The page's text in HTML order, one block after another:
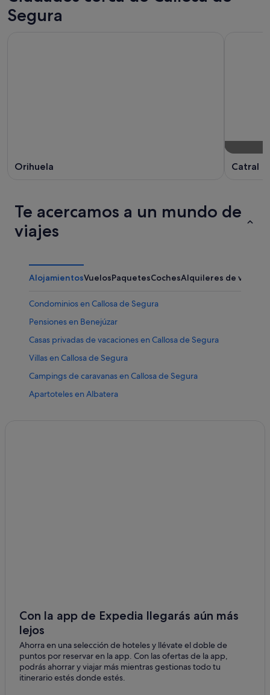
Segura
Orihuela Catral
Te acercamos a un mundo de
viajes
AlojamientosVuelosPaquetesCochesAlquileres de
Condominios en Callosa de Segura
Pensiones en Benejúzar
Casas privadas de vacaciones en Callosa de Segura
Villas en Callosa de Segura
Campings de caravanas en Callosa de Segura
Apartoteles en Albatera
Casas rurales en Granja de Rocamora
Silken hoteles en Granja de Rocamora
Hoteles baratos en Callosa de Segura
Casas rurales en Cox
Hoteles de lujo en Albatera
Con la app de Expedia llegarás aún más
lejos
Ahorra en una selección de hoteles y llévate el doble de
puntos por reservar en la app. Con las ofertas de la app,
podrás ahorrar y viajar más mientras gestionas todo tu
itinerario estés donde estés.